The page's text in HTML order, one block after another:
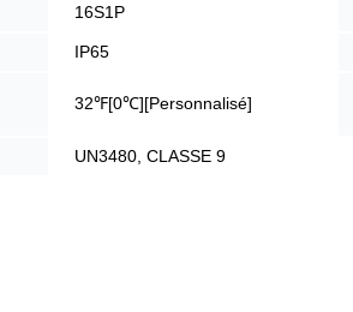
16S1P
IP65
32℉[0℃][Personnalisé]
UN3480, CLASSE 9